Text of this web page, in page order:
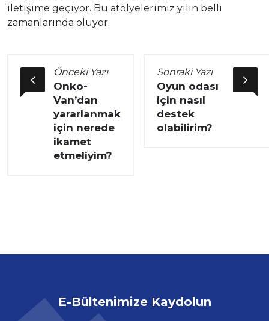
iletişime geçiyor. Bu atölyelerimiz yılın belli
zamanlarında oluyor.
Önceki Yazı
Onko-
Van’dan
yararlanmak
için nerede
ikamet
etmeliyim?
Sonraki Yazı
Oyun odası
için nasıl
destek
olabilirim?
E-Bültenimize Kaydolun